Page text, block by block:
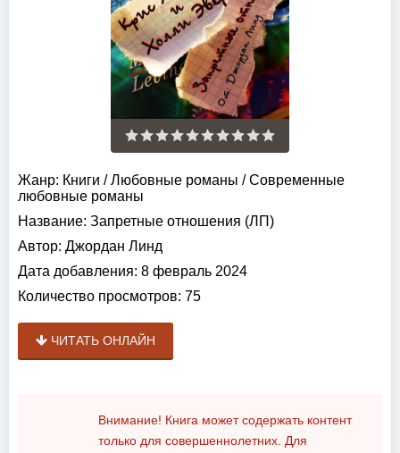
Жанр: Книги /Любовные романы /Современные
любовные романы
Название: Запретные отношения (ЛП)
Автор: Джордан Линд
Дата добавления: 8 февраль 2024
Количество просмотров: 75
ЧИТАТЬ ОНЛАЙН
Внимание! Книга может содержать контент
только для совершеннолетних. Для